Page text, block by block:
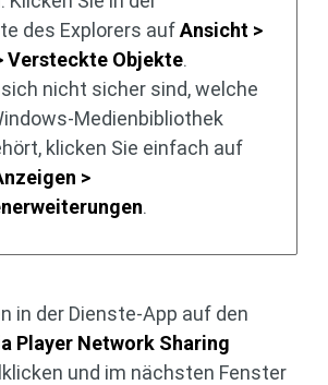
des Explorers aufAnsicht >
Versteckte Objekte.
sich nicht sicher sind, welche
Medienbibliothek
klicken Sie einfach auf
>
.
in der Dienste-App auf den
Player Network Sharing
und im nächsten Fenster